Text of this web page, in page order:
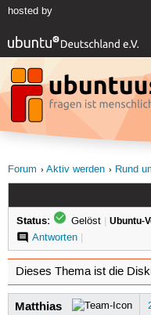
hosted by
Forum
Aktiv werden Rund
Status: Gelöst | Ubuntu-
Antworten|
Dieses Thema ist die
Matthias